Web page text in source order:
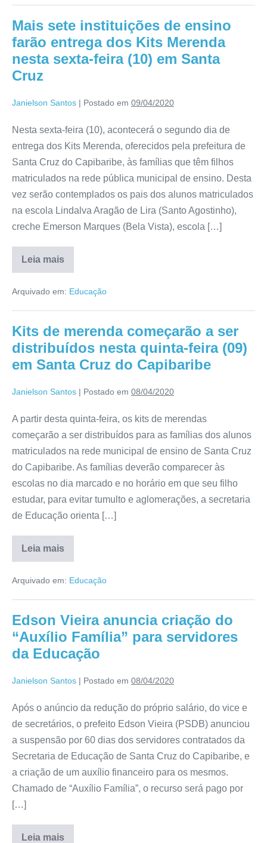
Mais sete instituições de ensino
farão entrega dos Kits Merenda
nesta sexta-feira (10) em Santa
Cruz
Janielson Santos | Postado em 09/04/2020
Nesta sexta-feira (10), acontecerá o segundo dia de
entrega dos Kits Merenda, oferecidos pela prefeitura de
Santa Cruz do Capibaribe, às famílias que têm filhos
matriculados na rede pública municipal de ensino. Desta
vez serão contemplados os pais dos alunos matriculados
na escola Lindalva Aragão de Lira (Santo Agostinho),
creche Emerson Marques (Bela Vista), escola […]
Leia mais
Arquivado em: Educação
Kits de merenda começarão a ser
distribuídos nesta quinta-feira (09)
em Santa Cruz do Capibaribe
Janielson Santos | Postado em 08/04/2020
A partir desta quinta-feira, os kits de merendas
começarão a ser distribuídos para as famílias dos alunos
matriculados na rede municipal de ensino de Santa Cruz
do Capibaribe. As famílias deverão comparecer às
escolas no dia marcado e no horário em que seu filho
estudar, para evitar tumulto e aglomerações, a secretaria
de Educação orienta […]
Leia mais
Arquivado em: Educação
Edson Vieira anuncia criação do
“Auxílio Família” para servidores
da Educação
Janielson Santos | Postado em 08/04/2020
Após o anúncio da redução do próprio salário, do vice e
de secretários, o prefeito Edson Vieira (PSDB) anunciou
a suspensão por 60 dias dos servidores contratados da
Secretaria de Educação de Santa Cruz do Capibaribe, e
a criação de um auxílio financeiro para os mesmos.
Chamado de “Auxílio Família”, o recurso será pago por
[…]
Leia mais